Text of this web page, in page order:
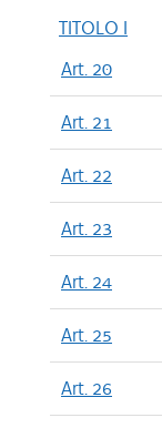
TITOLO I
Art. 20
Art. 21
Art. 22
Art. 23
Art. 24
Art. 25
Art. 26